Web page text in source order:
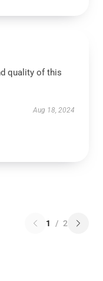
quality of this
Aug 18, 2024
1 / 2